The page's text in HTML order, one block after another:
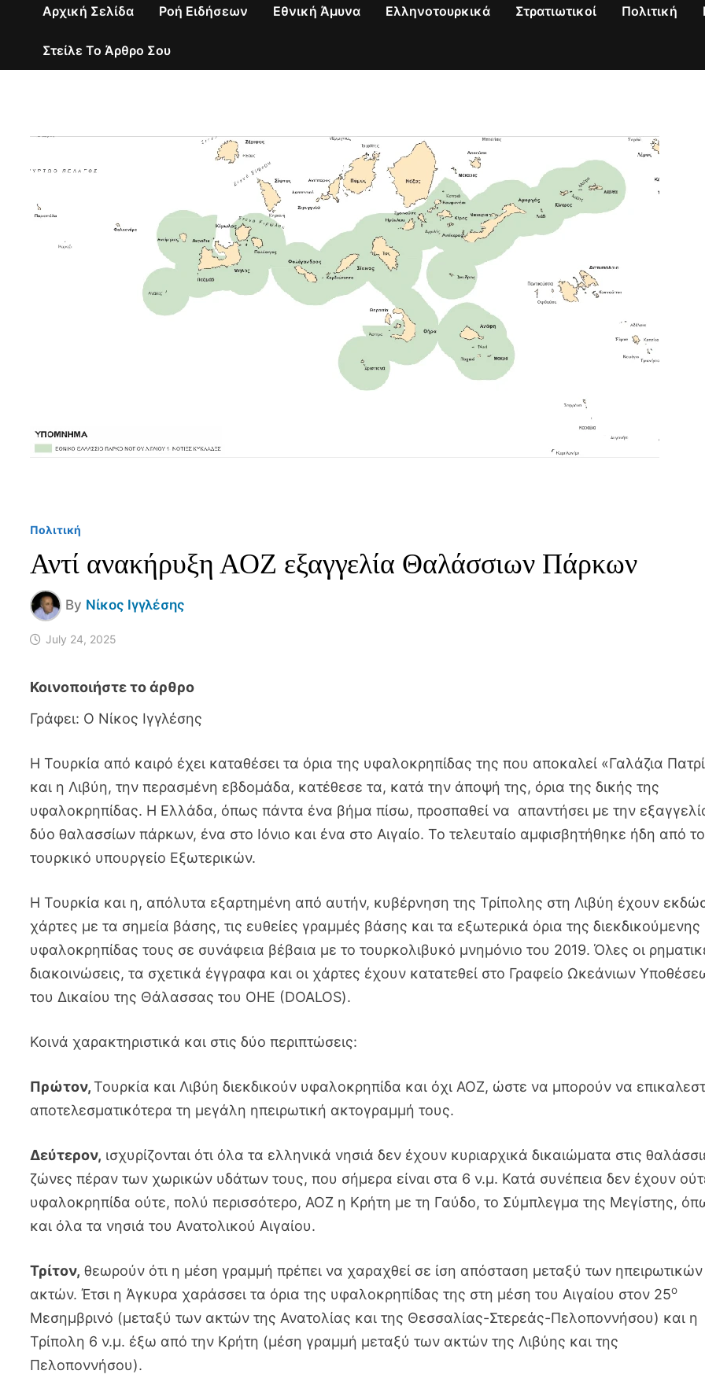
Αρχική Σελίδα Ροή Ειδήσεων Εθνική Άμυνα Ελληνοτουρκικά Στρατιωτικοί Πολιτική
Στείλε Το Άρθρο Σου
Πολιτική
Αντί ανακήρυξη ΑΟΖ εξαγγελία Θαλάσσιων Πάρκων
By Νίκος Ιγγλέσης
July 24, 2025
Γράφει: Ο Νίκος Ιγγλέσης
Η Τουρκία από καιρό έχει καταθέσει τα όρια της υφαλοκρηπίδας της που αποκαλεί «Γαλάζια
και η Λιβύη, την περασμένη εβδομάδα, κατέθεσε τα, κατά την άποψή της, όρια της δικής της
υφαλοκρηπίδας. Η Ελλάδα, όπως πάντα ένα βήμα πίσω, προσπαθεί να απαντήσει με την
δύο θαλασσίων πάρκων, ένα στο Ιόνιο και ένα στο Αιγαίο. Το τελευταίο αμφισβητήθηκε ήδη από το
τουρκικό υπουργείο Εξωτερικών.
Η Τουρκία και η, απόλυτα εξαρτημένη από αυτήν, κυβέρνηση της Τρίπολης στη Λιβύη έχουν
χάρτες με τα σημεία βάσης, τις ευθείες γραμμές βάσης και τα εξωτερικά όρια της διεκδικούμενης
υφαλοκρηπίδας τους σε συνάφεια βέβαια με το τουρκολιβυκό μνημόνιο του 2019. Όλες οι
διακοινώσεις, τα σχετικά έγγραφα και οι χάρτες έχουν κατατεθεί στο Γραφείο Ωκεάνιων
του Δικαίου της Θάλασσας του ΟΗΕ (DOALOS).
Κοινά χαρακτηριστικά και στις δύο περιπτώσεις:
Πρώτον,Τουρκία και Λιβύη διεκδικούν υφαλοκρηπίδα και όχι ΑΟΖ, ώστε να μπορούν να
αποτελεσματικότερα τη μεγάλη ηπειρωτική ακτογραμμή τους.
Δεύτερον, ισχυρίζονται ότι όλα τα ελληνικά νησιά δεν έχουν κυριαρχικά δικαιώματα στις
ζώνες πέραν των χωρικών υδάτων τους, που σήμερα είναι στα 6 ν.μ. Κατά συνέπεια δεν έχουν
υφαλοκρηπίδα ούτε, πολύ περισσότερο, ΑΟΖ η Κρήτη με τη Γαύδο, το Σύμπλεγμα της Μεγίστης,
και όλα τα νησιά του Ανατολικού Αιγαίου.
Τρίτον, θεωρούν ότι η μέση γραμμή πρέπει να χαραχθεί σε ίση απόσταση μεταξύ των ηπειρωτικών
ακτών. Έτσι η Άγκυρα χαράσσει τα όρια της υφαλοκρηπίδας της στη μέση του Αιγαίου στον 25ο
Μεσημβρινό (μεταξύ των ακτών της Ανατολίας και της Θεσσαλίας-Στερεάς-Πελοποννήσου) και η
Τρίπολη 6 ν.μ. έξω από την Κρήτη (μέση γραμμή μεταξύ των ακτών της Λιβύης και της
Πελοποννήσου).